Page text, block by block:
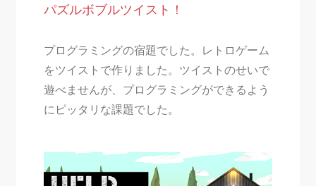
パズルボブルツイスト！
プログラミングの宿題でした。レトロゲーム
をツイストで作りました。ツイストのせいで
遊べませんが、プログラミングができるよう
にピッタリな課題でした。